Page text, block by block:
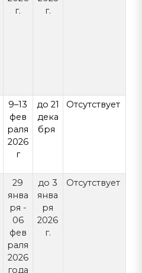
г.
г.
9–13
фев
раля
2026
г
до 21
дека
бря
Отсутствует
29
янва
ря -
06
фев
раля
2026
года
до 3
янва
ря
2026
г.
Отсутствует